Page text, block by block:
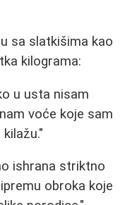
sa slatkišima kao
kilograma:
u usta nisam
voće koje sam
ishrana striktno
obroka koje